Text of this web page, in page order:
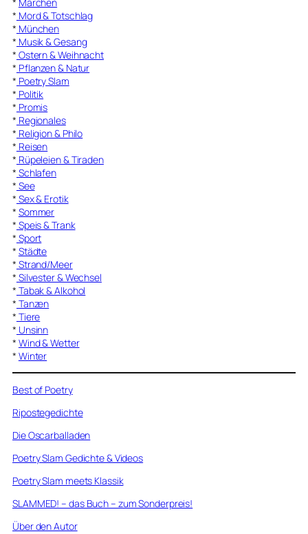
* Märchen
* Mord & Totschlag
* München
* Musik & Gesang
* Ostern & Weihnacht
* Pflanzen & Natur
* Poetry Slam
* Politik
* Promis
* Regionales
* Religion & Philo
* Reisen
* Rüpeleien & Tiraden
* Schlafen
* See
* Sex & Erotik
* Sommer
* Speis & Trank
* Sport
* Städte
* Strand/Meer
* Silvester & Wechsel
* Tabak & Alkohol
* Tanzen
* Tiere
* Unsinn
* Wind & Wetter
* Winter
Best of Poetry
Ripostegedichte
Die Oscarballaden
Poetry Slam Gedichte & Videos
Poetry Slam meets Klassik
SLAMMED! – das Buch – zum Sonderpreis!
Über den Autor